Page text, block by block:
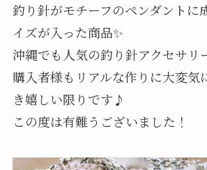
釣り針がモチーフのペンダントに
イズが入った商品✨
沖縄でも人気の釣り針アクセサリ
購入者様もリアルな作りに大変気
き嬉しい限りです♪
この度は有難うございました！